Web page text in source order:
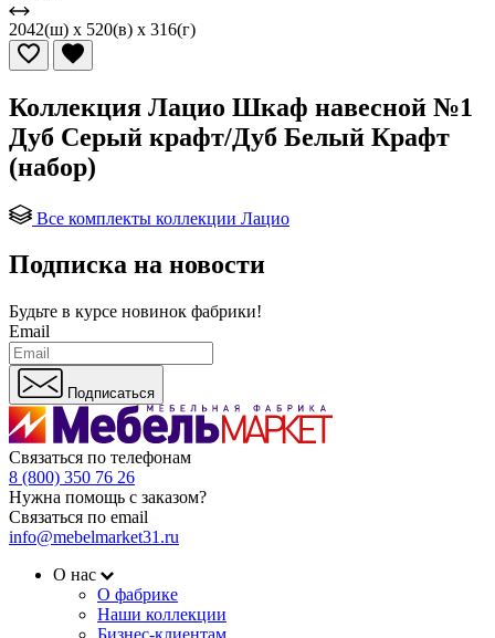
2042(ш) x 520(в) x 316(г)
Коллекция Лацио Шкаф навесной №1
Дуб Серый крафт/Дуб Белый Крафт
(набор)
Все комплекты коллекции Лацио
Подписка на новости
Будьте в курсе новинок фабрики!
Email
Подписаться
Связаться по телефонам
8 (800) 350 76 26
Нужна помощь с заказом?
Связаться по email
info@mebelmarket31.ru
О нас
О фабрике
Наши коллекции